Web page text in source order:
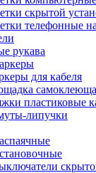
скрытой
телефонные
рукава
для кабеля
пластиковые
липучки